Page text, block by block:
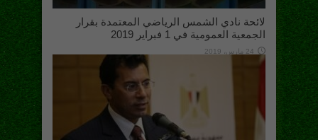
لائحة نادي الشمس الرياضي المعتمدة بقرار
الجمعية العمومية في 1 فبراير 2019
24 مارس، 2019